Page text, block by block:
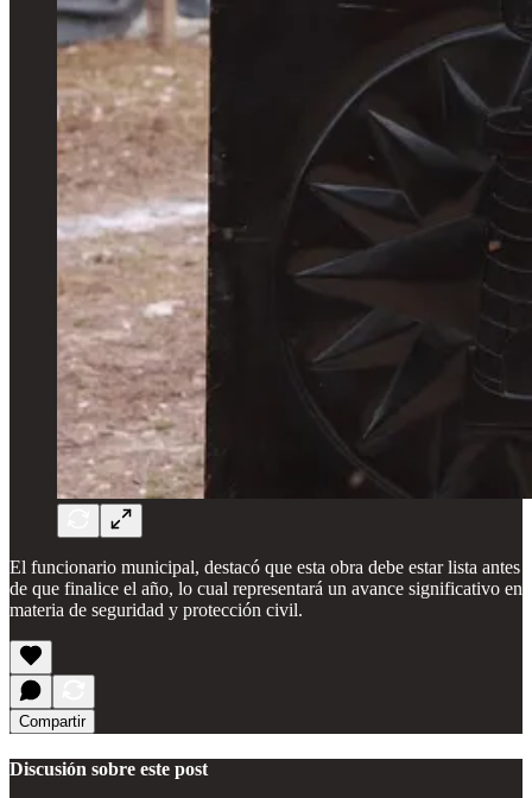
El funcionario municipal, destacó que esta obra debe estar lista antes
de que finalice el año, lo cual representará un avance significativo en
materia de seguridad y protección civil.
Compartir
Discusión sobre este post